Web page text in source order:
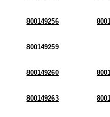
800149256
800149259
800149260
800149263